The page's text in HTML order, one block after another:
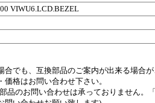
VIWU6.LCD.BEZEL
合でも、互換部品のご案内が出来る場合
価格はお問い合わせ下さい。
品のお問い合わせは承っておりません。